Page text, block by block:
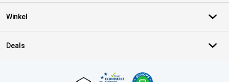
Winkel
Deals